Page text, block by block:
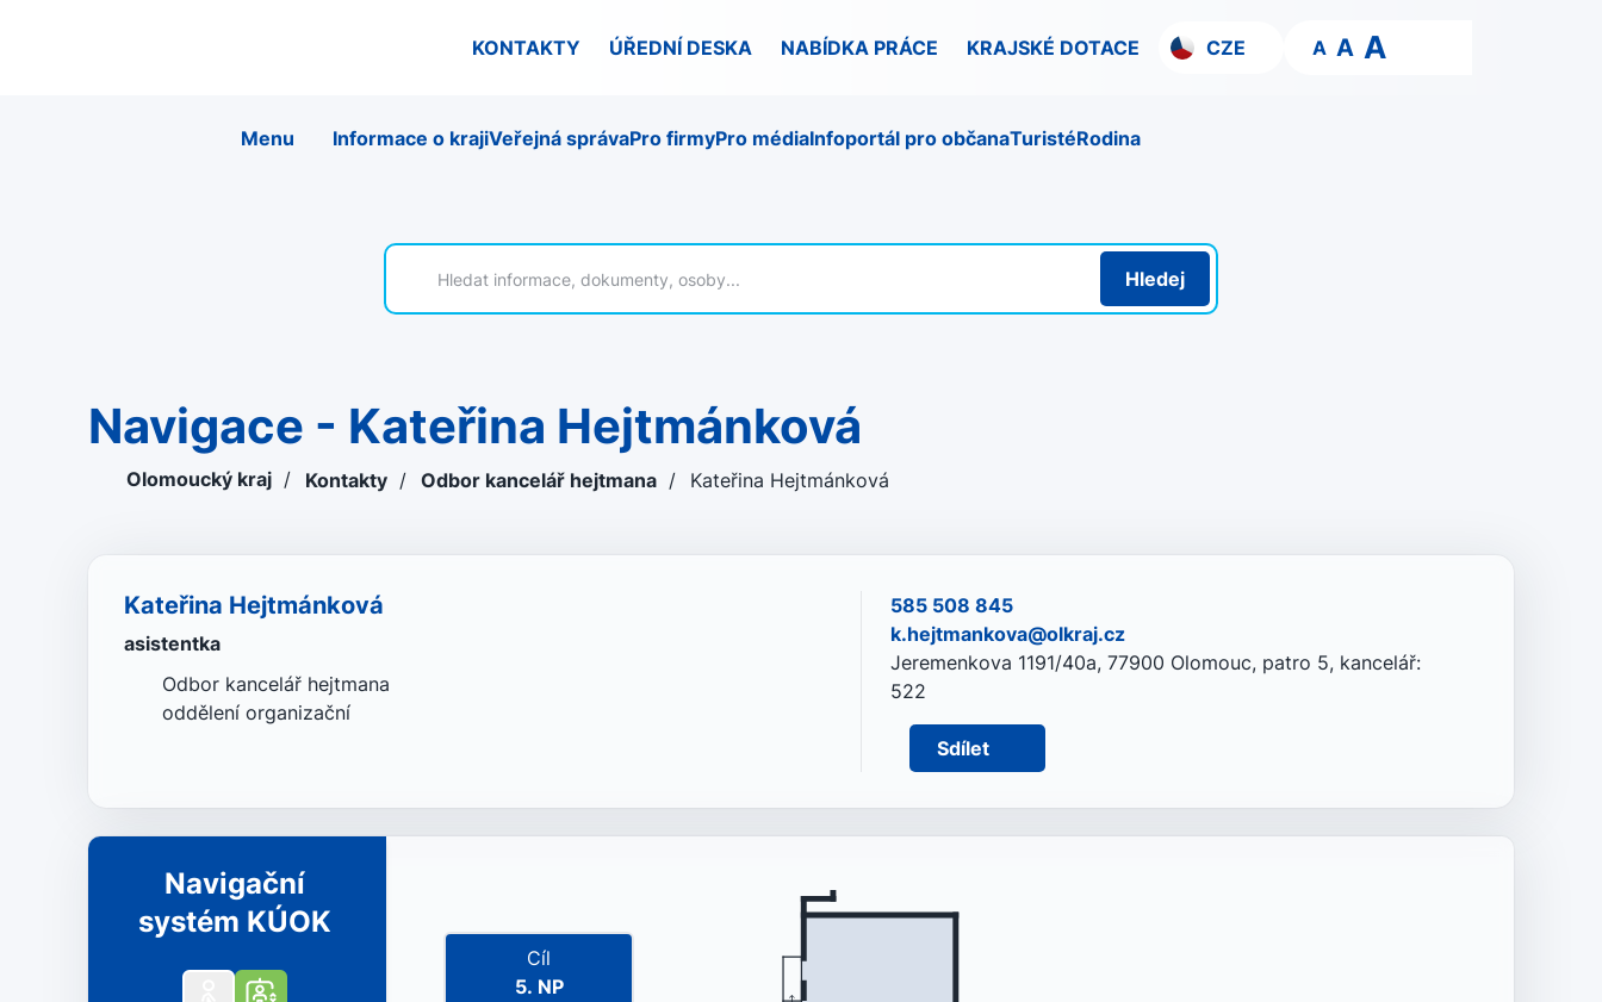
KONTAKTY ÚŘEDNÍ DESKA NABÍDKA PRÁCE KRAJSKÉ DOTACE CZE A A A
Menu Informace o krajiVeřejná správaPro firmyPro médiaInfoportál pro občanaTuristéRodina
Hledej
Navigace - Kateřina Hejtmánková
Olomoucký kraj / Kontakty / Odbor kancelář hejtmana / Kateřina Hejtmánková
Kateřina Hejtmánková
asistentka
Odbor kancelář hejtmana
oddělení organizační
585 508 845
k.hejtmankova@olkraj.cz
Jeremenkova 1191/40a, 77900 Olomouc, patro 5, kancelář:
522
Sdílet
Navigační
systém KÚOK
Cíl
5. NP